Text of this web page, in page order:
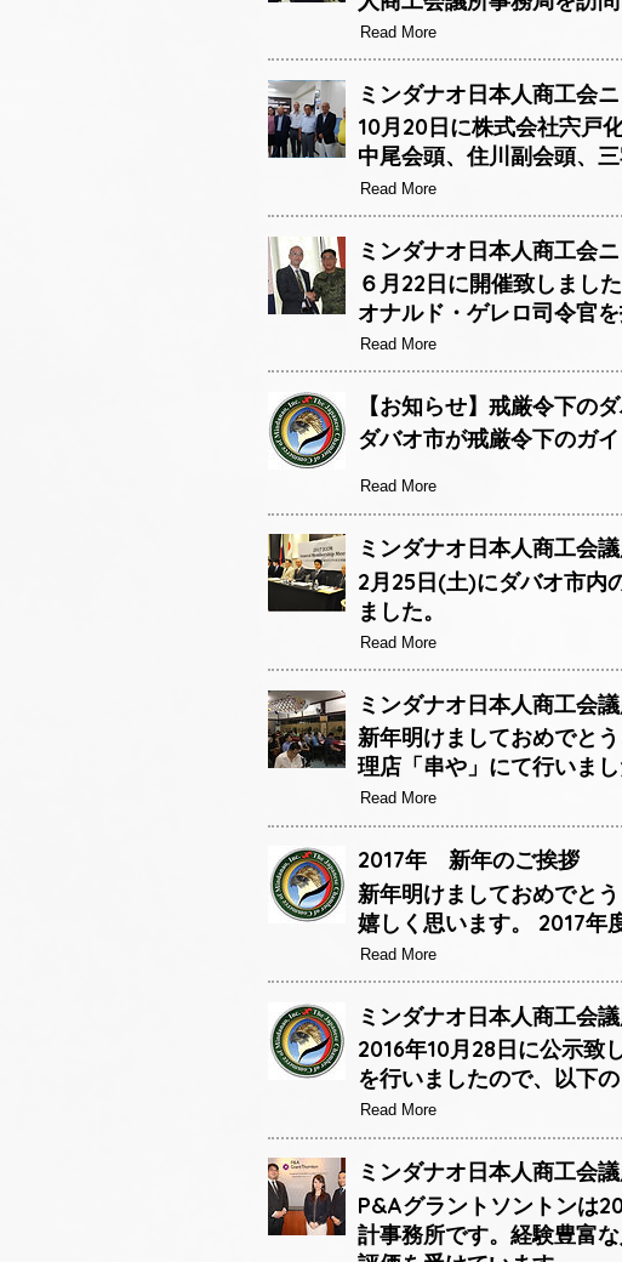
Read More
ミンダナオ日本人商工会
10月20日に株式会社宍戸
中尾会頭、住川副会頭、
Read More
ミンダナオ日本人商工会
６月22日に開催致しまし
オナルド・ゲレロ司令官を
Read More
【お知らせ】戒厳令下の
ダバオ市が戒厳令下のガ
Read More
ミンダナオ日本人商工会
2月25日(土)にダバオ市内
ました。
Read More
ミンダナオ日本人商工会
新年明けましておめでと
理店「串や」にて行いまし
Read More
2017年 新年のご挨拶
新年明けましておめでと
嬉しく思います。 2017年
Read More
ミンダナオ日本人商工会
2016年10月28日に公示致
を行いましたので、以下
Read More
ミンダナオ日本人商工会
P&Aグラントソントンは
計事務所です。経験豊富